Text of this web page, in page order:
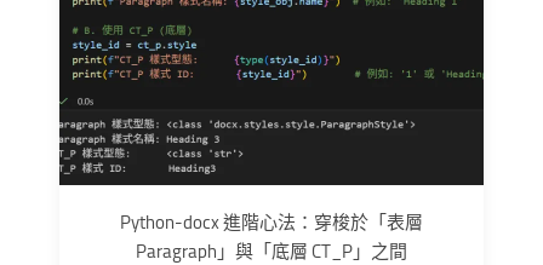
Python-docx 進階心法：穿梭於「表層
Paragraph」與「底層 CT_P」之間